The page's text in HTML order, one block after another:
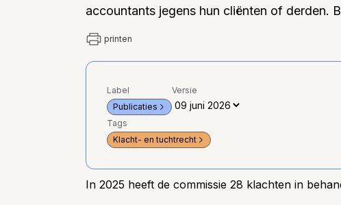
accountants jegens hun cliënten of derden.
printen
Label
Publicaties
Versie
Tags
Klacht- en tuchtrecht
In 2025 heeft de commissie 28 klachten in